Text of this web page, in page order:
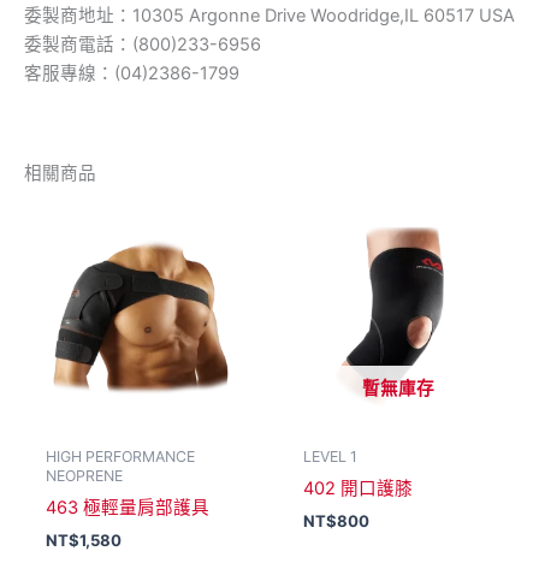
委製商地址：10305 Argonne Drive Woodridge,IL 60517 USA
委製商電話：(800)233-6956
客服專線：(04)2386-1799
相關商品
HIGH PERFORMANCE
NEOPRENE
463 極輕量肩部護具
NT$1,580
暫無庫存
LEVEL 1
402 開口護膝
NT$800